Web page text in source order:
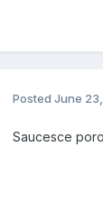
Posted June
Saucesce